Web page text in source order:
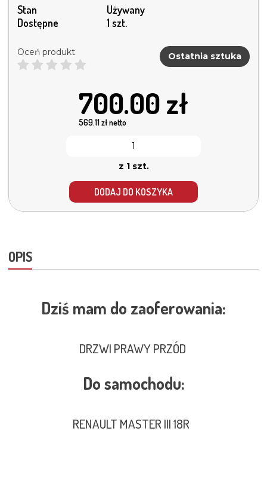
Stan
Używany
Dostępne
1 szt.
Oceń produkt Ostatnia sztuka
700.00 zł
569.11zł netto
z 1 szt.
DODAJ DO KOSZYKA
OPIS
Dziś mam do zaoferowania:
DRZWI PRAWY PRZÓD
Do samochodu:
RENAULT MASTER III 18R